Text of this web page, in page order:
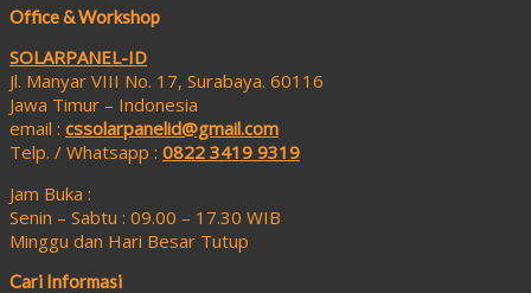
Office & Workshop
SOLARPANEL-ID
Jl. Manyar VIII No. 17, Surabaya. 60116
Jawa Timur – Indonesia
email : cssolarpanelid@gmail.com
Telp. / Whatsapp : 0822 3419 9319
Jam Buka :
Senin – Sabtu : 09.00 – 17.30 WIB
Minggu dan Hari Besar Tutup
Cari Informasi